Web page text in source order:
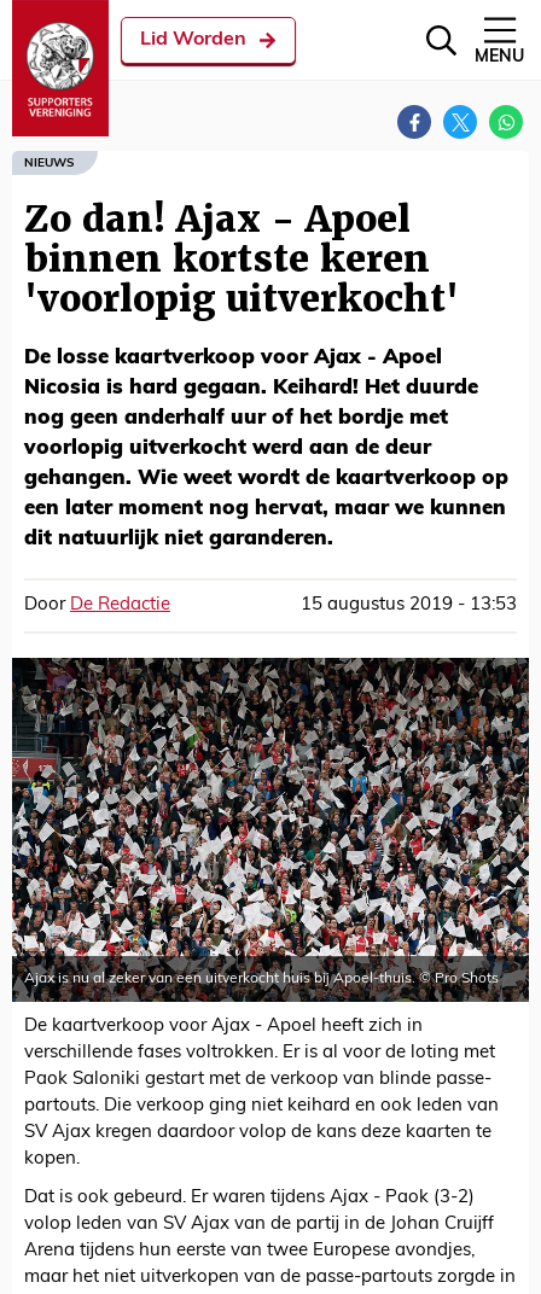
Lid Worden
MENU
NIEUWS
Zo dan! Ajax - Apoel
binnen kortste keren
'voorlopig uitverkocht'
De losse kaartverkoop voor Ajax - Apoel
Nicosia is hard gegaan. Keihard! Het duurde
nog geen anderhalf uur of het bordje met
voorlopig uitverkocht werd aan de deur
gehangen. Wie weet wordt de kaartverkoop op
een later moment nog hervat, maar we kunnen
dit natuurlijk niet garanderen.
Door De Redactie 15 augustus 2019 - 13:53
Ajax is nu al zeker van een uitverkocht huis bij Apoel-thuis. © Pro Shots
De kaartverkoop voor Ajax - Apoel heeft zich in
verschillende fases voltrokken. Er is al voor de loting met
Paok Saloniki gestart met de verkoop van blinde passe-
partouts. Die verkoop ging niet keihard en ook leden van
SV Ajax kregen daardoor volop de kans deze kaarten te
kopen.
Dat is ook gebeurd. Er waren tijdens Ajax - Paok (3-2)
volop leden van SV Ajax van de partij in de Johan Cruijff
Arena tijdens hun eerste van twee Europese avondjes,
maar het niet uitverkopen van de passe-partouts zorgde in